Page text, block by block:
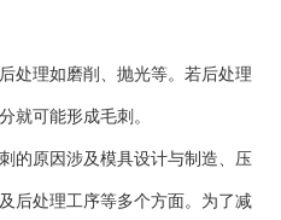
处理如磨削、抛光等。若后处理
就可能形成毛刺。
的原因涉及模具设计与制造、压
后处理工序等多个方面。为了减